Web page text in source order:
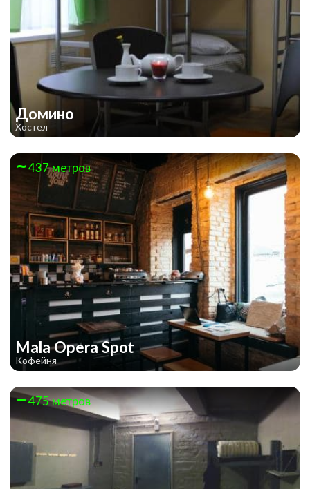
Домино
Хостел
437 метров
Mala Opera Spot
Кофейня
475 метров